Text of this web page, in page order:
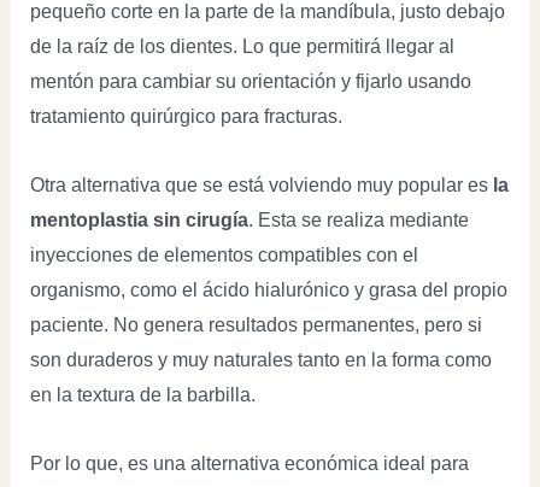
pequeño corte en la parte de la mandíbula, justo debajo
de la raíz de los dientes. Lo que permitirá llegar al
mentón para cambiar su orientación y fijarlo usando
tratamiento quirúrgico para fracturas.
Otra alternativa que se está volviendo muy popular es la
mentoplastia sin cirugía. Esta se realiza mediante
inyecciones de elementos compatibles con el
organismo, como el ácido hialurónico y grasa del propio
paciente. No genera resultados permanentes, pero si
son duraderos y muy naturales tanto en la forma como
en la textura de la barbilla.
Por lo que, es una alternativa económica ideal para